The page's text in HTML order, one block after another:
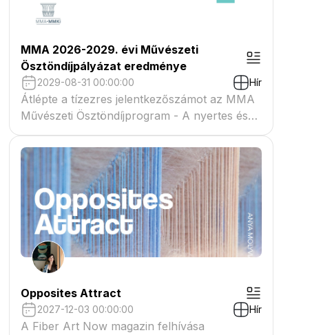
MMA 2026-2029. évi Művészeti
Ösztöndíjpályázat eredménye
2029-08-31 00:00:00 Hír
Átlépte a tízezres jelentkezőszámot az MMA
Művészeti Ösztöndíjprogram - A nyertes és
tartaléklistás pályázók névsora megtekinthető
a csatolmányban
Opposites Attract
2027-12-03 00:00:00 Hír
A Fiber Art Now magazin felhívása